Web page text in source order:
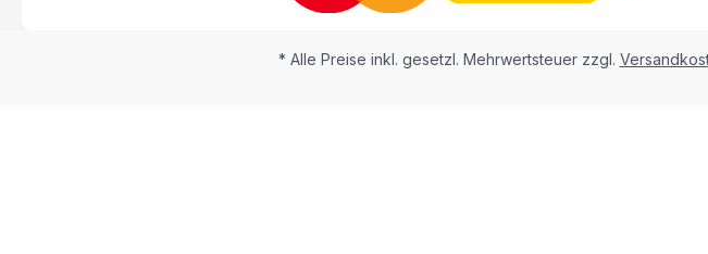
* Alle Preise inkl. gesetzl. Mehrwertsteuer zzgl.